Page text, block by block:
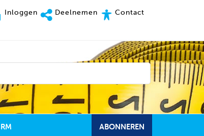
Inloggen Deelnemen Contact
ABONNEREN